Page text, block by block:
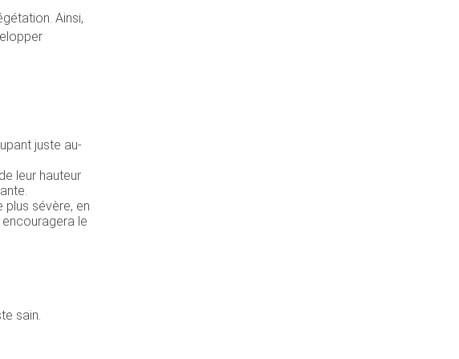
Ainsi,
juste au-
leur hauteur
sévère, en
le
sain.